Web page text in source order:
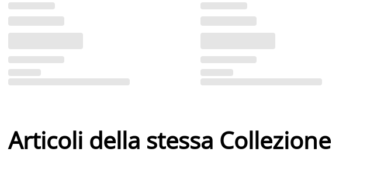
Articoli della stessa Collezione